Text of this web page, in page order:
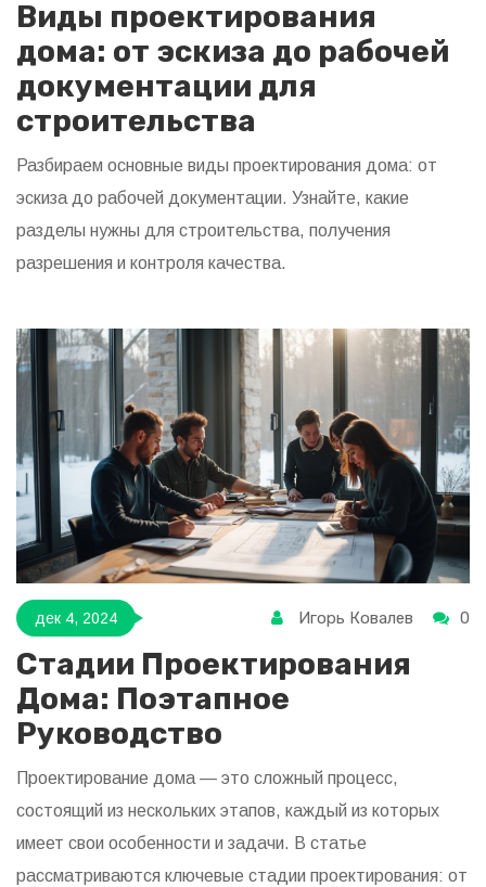
Виды проектирования
дома: от эскиза до рабочей
документации для
строительства
Разбираем основные виды проектирования дома: от
эскиза до рабочей документации. Узнайте, какие
разделы нужны для строительства, получения
разрешения и контроля качества.
дек 4, 2024 Игорь Ковалев 0
Стадии Проектирования
Дома: Поэтапное
Руководство
Проектирование дома — это сложный процесс,
состоящий из нескольких этапов, каждый из которых
имеет свои особенности и задачи. В статье
рассматриваются ключевые стадии проектирования: от